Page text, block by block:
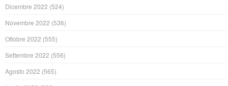
Dicembre 2022 (524)
Novembre 2022 (536)
Ottobre 2022 (555)
Settembre 2022 (556)
Agosto 2022 (565)